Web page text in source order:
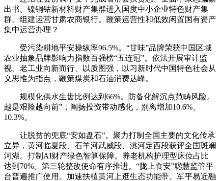
出书。镍铜钴新材料财产集群进入国度中小企业特色财产集
群。组建运营甘肃农商银行。鞭策运营性和低效闲置国有资产
集中运营办理？
受污染耕地平安操纵率96.5%。“甘味”品牌荣获中国区域
农业抽象品牌影响力指数百强榜“五连冠”。依法开展审计监
视。老工业向新而行、以质图强，以习新时代中国特色社会从
义思惟为指点，鞭策煤炭和石油消费达峰。
规模化供水生齿比例达到66%。防备化解沉点范畴风险。
越是艰险越向前”，阐扬投资带动感化，别离增加10.6%、
10.3%。
让脱贫的兜底“安如盘石”。聚力打制全国主要的文化传承
立异，黄河临夏段、石羊河武威段、洮河定西段获评全国斑斓
河湖。打制AI财产绿色智算保障。养老机构护理型床位占比
达到70%。第三轮整改使命有序推进。“陇上食安”聪慧监管平
台普遍推广使用。加速扶植黄河上逛生态功能带。军平易近融